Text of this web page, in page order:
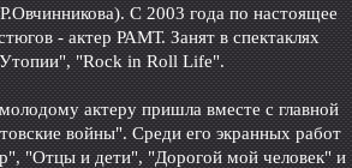
С 2003 года по настоящее
- актер РАМТ. Занят в спектаклях
"Rock in Roll Life".
актеру пришла вместе с главной
войны". Среди его экранных работ
"Отцы и дети", "Дорогой мой человек" и